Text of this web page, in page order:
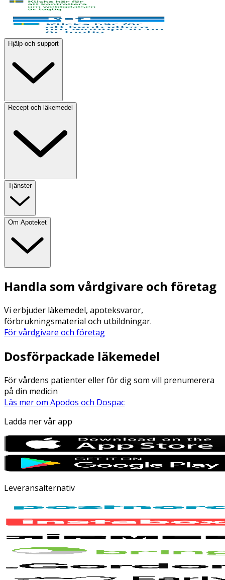
Hjälp och support
Recept och läkemedel
Tjänster
Om Apoteket
Handla som vårdgivare och företag
Vi erbjuder läkemedel, apoteksvaror,
förbrukningsmaterial och utbildningar.
För vårdgivare och företag
Dosförpackade läkemedel
För vårdens patienter eller för dig som vill prenumerera
på din medicin
Läs mer om Apodos och Dospac
Ladda ner vår app
Leveransalternativ